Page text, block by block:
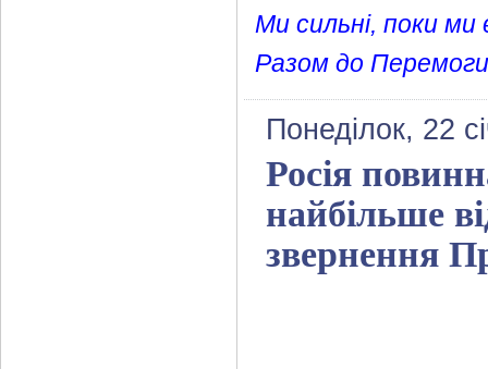
Ми сильні, поки ми
Разом до
Понеділок, 22
Росія
найбільше
звернення